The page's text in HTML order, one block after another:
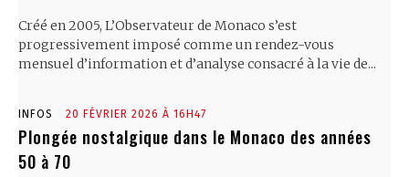
Créé en 2005, L’Observateur de Monaco s’est
progressivement imposé comme un rendez-vous
mensuel d’information et d’analyse consacré à la vie de...
INFOS 20 FÉVRIER 2026 À 16H47
Plongée nostalgique dans le Monaco des années
50 à 70